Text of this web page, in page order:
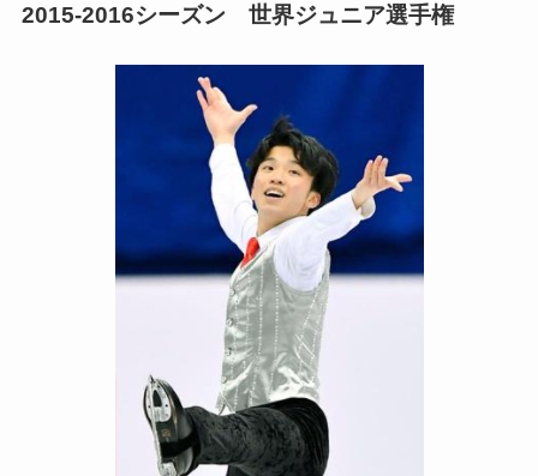
2015-2016シーズン 世界ジュニア選手権